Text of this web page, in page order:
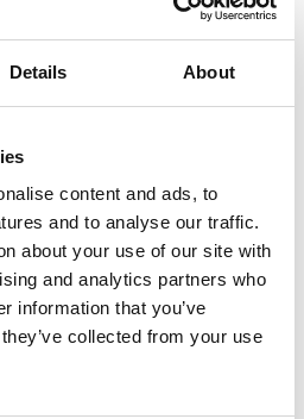
Details About
content and ads, to
and to analyse our traffic.
about your use of our site with
and analytics partners who
information that you’ve
collected from your use
Head of People.
una destacada trayectoria en
humanos, habiendo
hasta la gestión
de gran escala en el
de Esker Ibérica,
de dar la bienvenida a
experiencia y visión serán
nuestra estrategia de
el mejor talento a la